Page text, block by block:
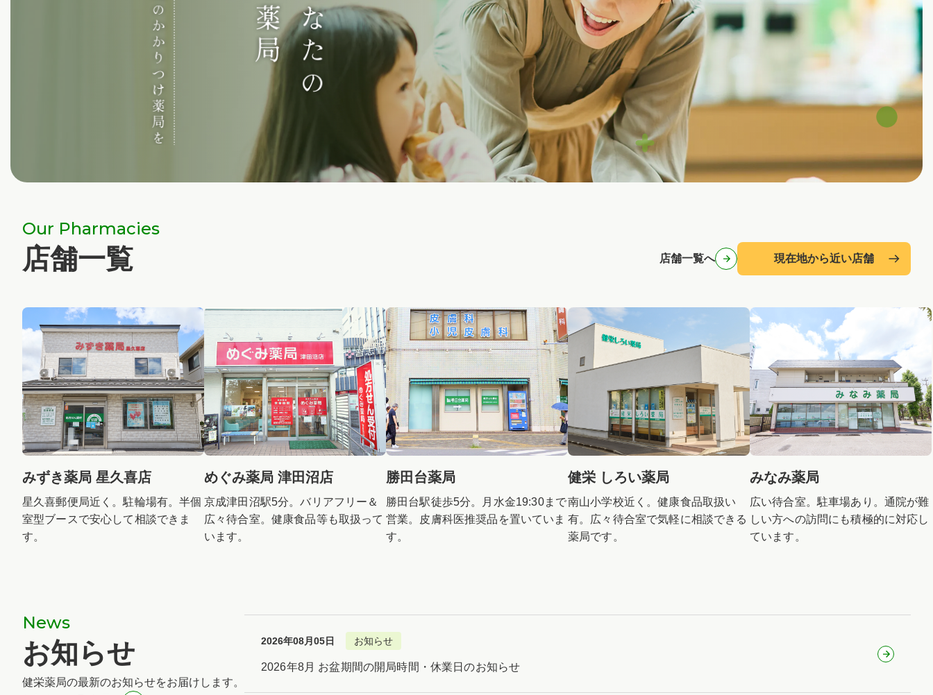
Our Pharmacies
店舗一覧 店舗一覧へ 現在地から近い店舗
みずき薬局 星久喜店
星久喜郵便局近く。駐輪場有。半個
室型ブースで安心して相談できま
す。
めぐみ薬局 津田沼店
京成津田沼駅5分。バリアフリー＆
広々待合室。健康食品等も取扱って
います。
勝田台薬局
勝田台駅徒歩5分。月水金19:30まで
営業。皮膚科医推奨品を置いていま
す。
健栄 しろい薬局
南山小学校近く。健康食品取扱い
有。広々待合室で気軽に相談できる
薬局です。
みなみ薬局
広い待合室。駐車場あり。通院が難
しい方への訪問にも積極的に対応し
ています。
News
お知らせ
健栄薬局の最新のお知らせをお届けします。
2026年08月05日 お知らせ
2026年8月 お盆期間の開局時間・休業日のお知らせ